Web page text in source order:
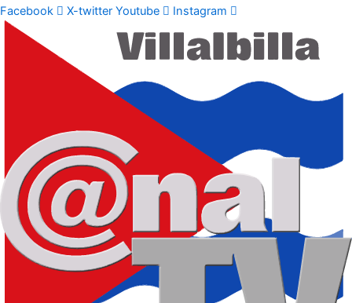
Facebook
X-twitter Youtube Instagram